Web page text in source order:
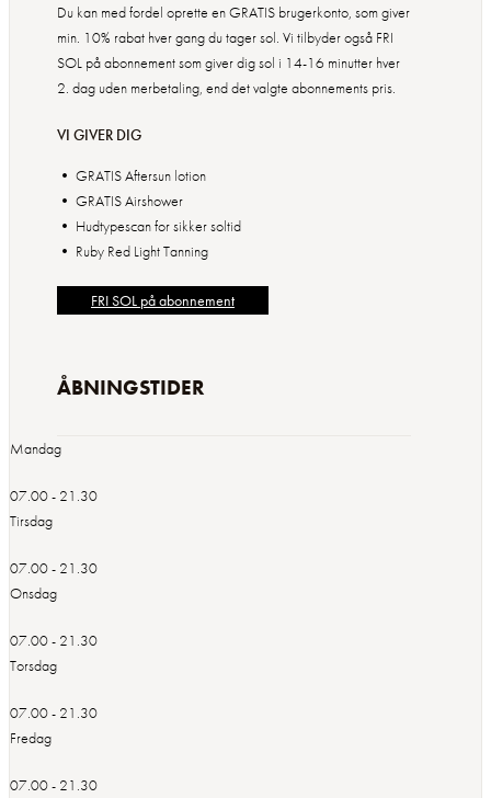
Du kan med fordel oprette en GRATIS brugerkonto, som giver
min. 10% rabat hver gang du tager sol. Vi tilbyder også FRI
SOL på abonnement som giver dig sol i 14-16 minutter hver
2. dag uden merbetaling, end det valgte abonnements pris.
VI GIVER DIG
• GRATIS Aftersun lotion
• GRATIS Airshower
• Hudtypescan for sikker soltid
FRI SOL på abonnement
ÅBNINGSTIDER
Mandag
07.00 - 21.30
Tirsdag
07.00 - 21.30
Onsdag
07.00 - 21.30
Torsdag
07.00 - 21.30
Fredag
07.00 - 21.30